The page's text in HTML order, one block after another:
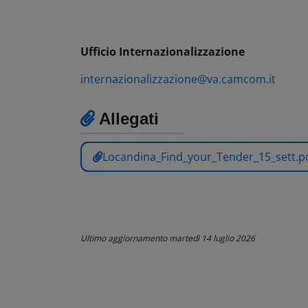
Ufficio Internazionalizzazione
internazionalizzazione@va.camcom.it
Allegati
Ultimo aggiornamentomartedì 14 luglio 2026